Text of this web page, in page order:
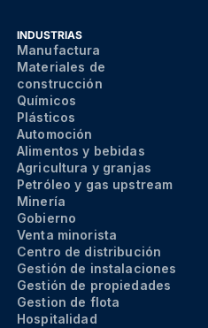
INDUSTRIAS
Manufactura
Materiales de
construcción
Químicos
Plásticos
Automoción
Alimentos y bebidas
Agricultura y granjas
Petróleo y gas upstream
Minería
Gobierno
Venta minorista
Centro de distribución
Gestión de instalaciones
Gestión de propiedades
Gestion de flota
Hospitalidad